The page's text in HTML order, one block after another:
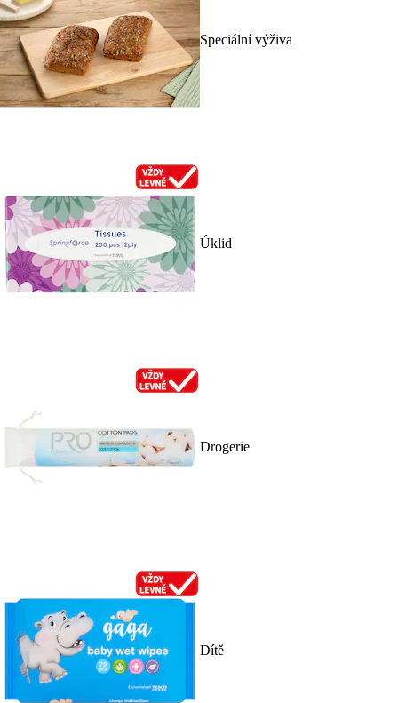
Speciální výživa
Úklid
Drogerie
Dítě